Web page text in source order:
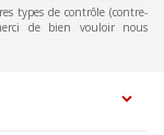
types de contrôle (contre-
de bien vouloir nous